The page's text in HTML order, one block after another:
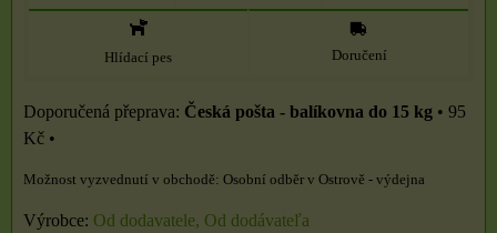
Hlídací pes Doručení
Česká pošta - balíkovna do 15 kg • 95
Kč •
Osobní odběr v Ostrově - výdejna
Výrobce: Od dodavatele, Od dodávateľa